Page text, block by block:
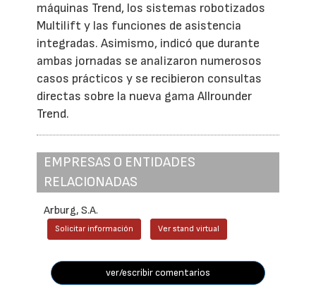
máquinas Trend, los sistemas robotizados
Multilift y las funciones de asistencia
integradas. Asimismo, indicó que durante
ambas jornadas se analizaron numerosos
casos prácticos y se recibieron consultas
directas sobre la nueva gama Allrounder
Trend.
EMPRESAS O ENTIDADES
RELACIONADAS
Arburg, S.A.
Solicitar información Ver stand virtual
ver/escribir comentarios